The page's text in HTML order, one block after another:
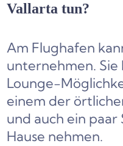
Vallarta tun?
Am Flughafen
unternehmen.
Lounge-
einem der
und auch ein paar
Hause nehmen.